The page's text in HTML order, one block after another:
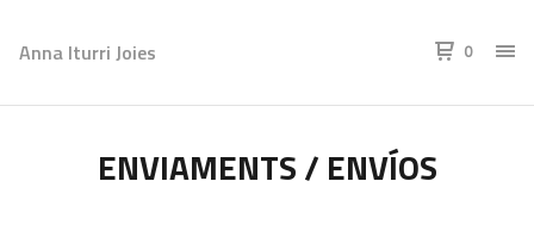
Anna Iturri Joies 0
ENVIAMENTS / ENVÍOS